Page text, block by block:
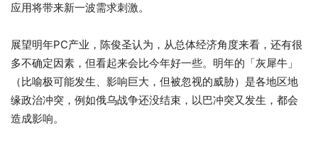
应用将带来新一波需求刺激。
展望明年PC产业，陈俊圣认为，从总体经济角度来看，还有很
多不确定因素，但看起来会比今年好一些。明年的「灰犀牛」
（比喻极可能发生、影响巨大，但被忽视的威胁）是各地区地
缘政治冲突，例如俄乌战争还没结束，以巴冲突又发生，都会
造成影响。